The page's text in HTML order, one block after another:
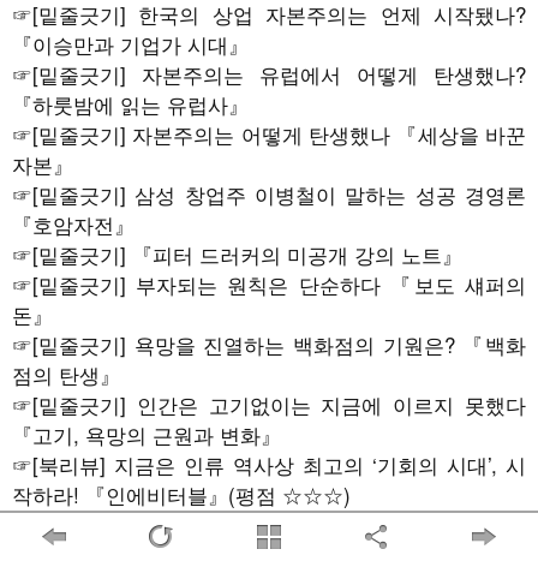
☞[밑줄긋기] 한국의 상업 자본주의는 언제 시작됐나?
『이승만과 기업가 시대』
☞[밑줄긋기] 자본주의는 유럽에서 어떻게 탄생했나?
『하룻밤에 읽는 유럽사』
☞[밑줄긋기] 자본주의는 어떻게 탄생했나 『세상을 바꾼
자본』
☞[밑줄긋기] 삼성 창업주 이병철이 말하는 성공 경영론
『호암자전』
☞[밑줄긋기] 『피터 드러커의 미공개 강의 노트』
☞[밑줄긋기] 부자되는 원칙은 단순하다 『보도 섀퍼의
돈』
☞[밑줄긋기] 욕망을 진열하는 백화점의 기원은? 『백화
점의 탄생』
☞[밑줄긋기] 인간은 고기없이는 지금에 이르지 못했다
『고기, 욕망의 근원과 변화』
☞[북리뷰] 지금은 인류 역사상 최고의 ‘기회의 시대’, 시
작하라! 『인에비터블』(평점 ☆☆☆)